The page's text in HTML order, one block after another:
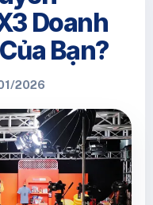
Doanh
Bạn?
2026